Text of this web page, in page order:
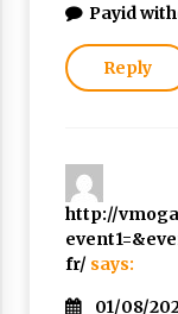
Payid
Reply
http://
fr/ says:
01/08/